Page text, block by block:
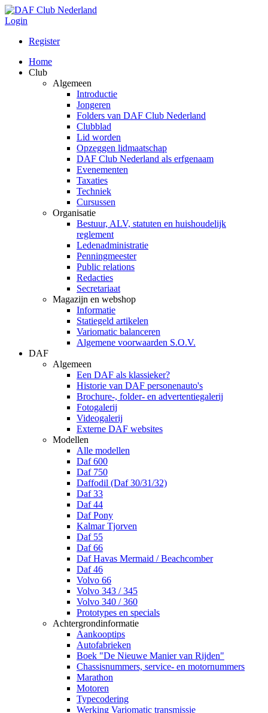
Login
Register
Home
Club
Algemeen
Introductie
Jongeren
Folders van DAF Club Nederland
Clubblad
Lid worden
Opzeggen lidmaatschap
DAF Club Nederland als erfgenaam
Evenementen
Taxaties
Techniek
Cursussen
Organisatie
Bestuur, ALV, statuten en huishoudelijk
reglement
Ledenadministratie
Penningmeester
Public relations
Redacties
Secretariaat
Magazijn en webshop
Informatie
Statiegeld artikelen
Variomatic balanceren
Algemene voorwaarden S.O.V.
DAF
Algemeen
Een DAF als klassieker?
Historie van DAF personenauto's
Brochure-, folder- en advertentiegalerij
Fotogalerij
Videogalerij
Externe DAF websites
Modellen
Alle modellen
Daf 600
Daf 750
Daffodil (Daf 30/31/32)
Daf 33
Daf 44
Daf Pony
Kalmar Tjorven
Daf 55
Daf 66
Daf Havas Mermaid / Beachcomber
Daf 46
Volvo 66
Volvo 343 / 345
Volvo 340 / 360
Prototypes en specials
Achtergrondinformatie
Aankooptips
Autofabrieken
Boek "De Nieuwe Manier van Rijden"
Chassisnummers, service- en motornummers
Marathon
Motoren
Typecodering
Werking Variomatic transmissie